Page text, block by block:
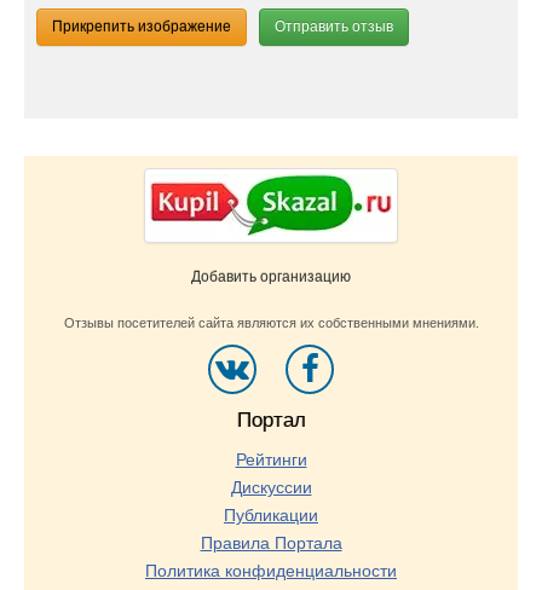
Прикрепить изображение Отправить отзыв
Добавить организацию
Отзывы посетителей сайта являются их собственными мнениями.
Портал
Рейтинги
Дискуссии
Публикации
Правила Портала
Политика конфиденциальности